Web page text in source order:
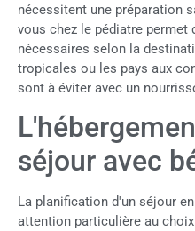
nécessitent une préparation
vous chez le pédiatre permet
nécessaires selon la
tropicales ou les pays aux
sont à éviter avec un
séjour avec
La planification d'un séjour
attention particulière au